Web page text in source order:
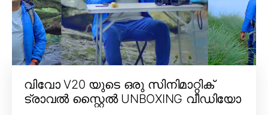
വിവോ V20 യുടെ ഒരു സിനിമാറ്റിക്
ട്രാവൽ സ്റ്റൈൽ UNBOXING വീഡിയോ